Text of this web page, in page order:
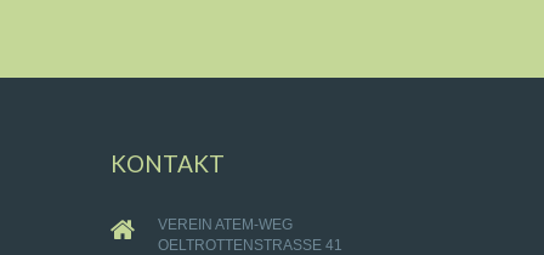
KONTAKT
VEREIN ATEM-WEG
OELTROTTENSTRASSE 41